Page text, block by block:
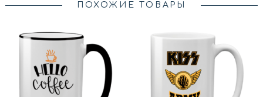
ПОХОЖИЕ ТОВАРЫ